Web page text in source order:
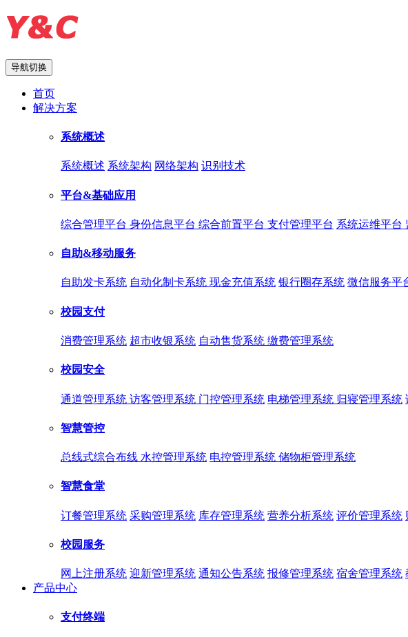
导航切换
首页
解决方案
系统概述
系统概述 系统架构 网络架构 识别技术
平台&基础应用
综合管理平台 身份信息平台 综合前置平台 支付管理平台 系统运维平台
自助&移动服务
自助发卡系统 自动化制卡系统 现金充值系统 银行圈存系统 微信服务平
校园支付
消费管理系统 超市收银系统 自动售货系统 缴费管理系统
校园安全
通道管理系统 访客管理系统 门控管理系统 电梯管理系统 归寝管理系统
智慧管控
总线式综合布线 水控管理系统 电控管理系统 储物柜管理系统
智慧食堂
订餐管理系统 采购管理系统 库存管理系统 营养分析系统 评价管理系统
校园服务
网上注册系统 迎新管理系统 通知公告系统 报修管理系统 宿舍管理系统
产品中心
支付终端